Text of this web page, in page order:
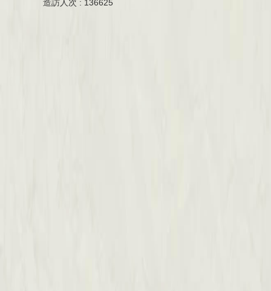
造訪人次 : 136625